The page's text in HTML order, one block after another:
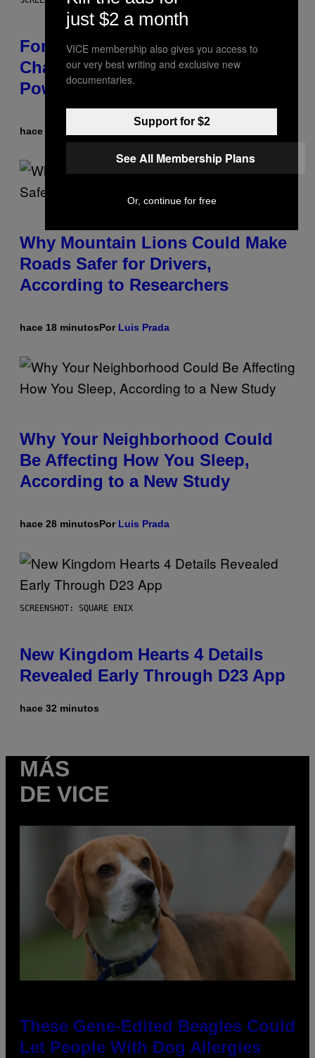
Fortnite Sprites Are Returning in
Chapter 7 Season 4 With New
Powers
hace 18 minutos Brent Koepp
Why Mountain Lions Could Make
Roads Safer for Drivers,
According to Researchers
hace 18 minutosPor Luis Prada
Why Your Neighborhood Could
Be Affecting How You Sleep,
According to a New Study
hace 28 minutosPor Luis Prada
SCREENSHOT: SQUARE ENIX
New Kingdom Hearts 4 Details
Revealed Early Through D23 App
hace 32 minutos
MÁS
DE VICE
These Gene-Edited Beagles Could
Let People With Dog Allergies
just $2 a month
VICE membership also gives you access to
our very best writing and exclusive new
documentaries.
Support for $2
See All Membership Plans
Or, continue for free